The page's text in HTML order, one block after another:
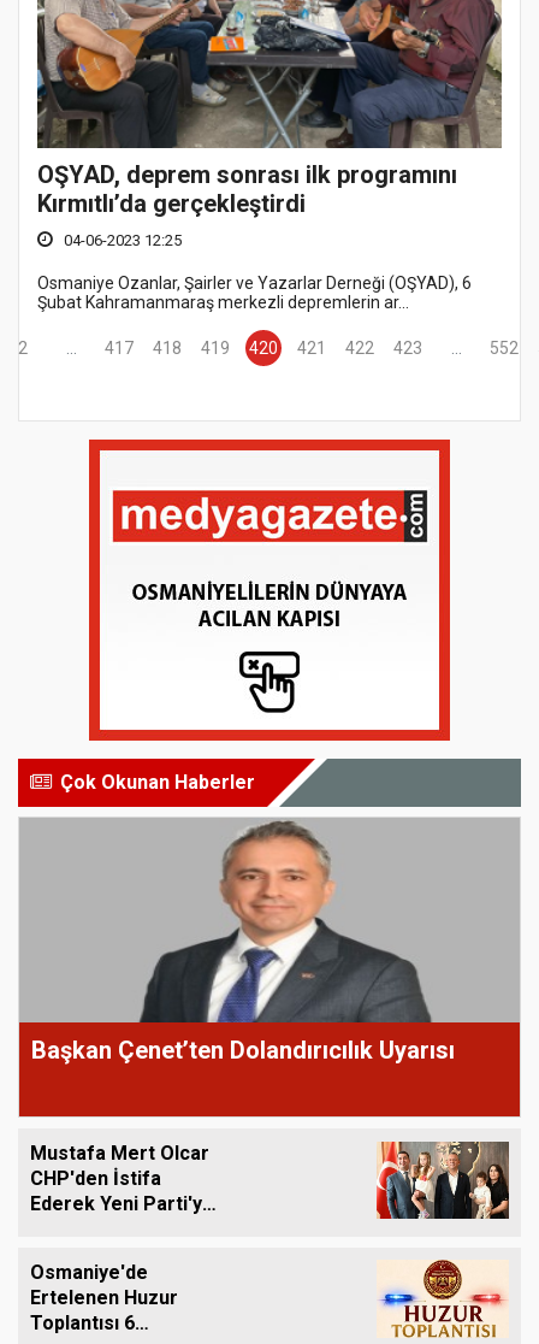
OŞYAD, deprem sonrası ilk programını
Kırmıtlı’da gerçekleştirdi
04-06-2023 12:25
Osmaniye Ozanlar, Şairler ve Yazarlar Derneği (OŞYAD), 6
Şubat Kahramanmaraş merkezli depremlerin ar...
2 417 418 419 420 421 422 423 552
Çok Okunan Haberler
Başkan Çenet’ten Dolandırıcılık Uyarısı
Mustafa Mert Olcar
CHP'den İstifa
Ederek Yeni Parti'ye
Osmaniye'de
Ertelenen Huzur
Toplantısı 6